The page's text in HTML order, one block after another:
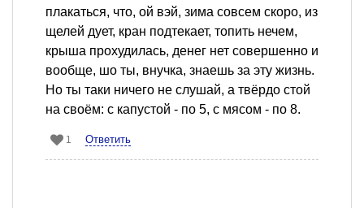
плакаться, что, ой вэй, зима совсем скоро, из
щелей дует, кран подтекает, топить нечем,
крыша прохудилась, денег нет совершенно и
вообще, шо ты, внучка, знаешь за эту жизнь.
Но ты таки ничего не слушай, а твёрдо стой
на своём: с капустой - по 5, с мясом - по 8.
1 Ответить